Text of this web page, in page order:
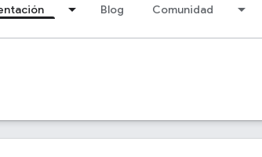
Blog Comunidad